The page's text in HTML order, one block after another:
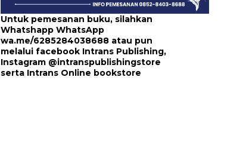
Untuk pemesanan buku, silahkan
Whatshapp WhatsApp
wa.me/6285284038688 atau pun
melalui facebook Intrans Publishing,
Instagram @intranspublishingstore
serta Intrans Online bookstore